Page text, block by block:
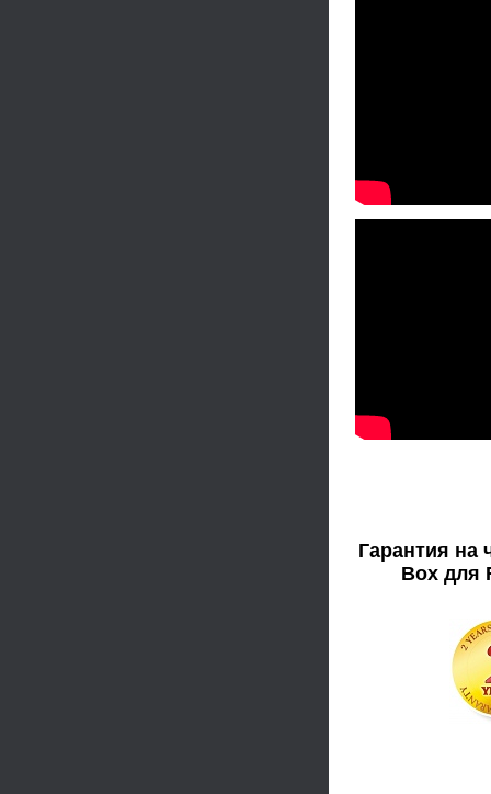
Гарантия на
Box для